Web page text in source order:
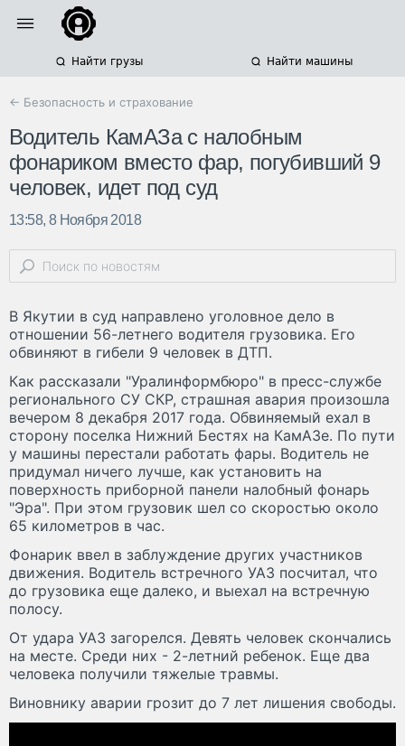
Найти грузы Найти машины
← Безопасность и страхование
Водитель КамАЗа с налобным
фонариком вместо фар, погубивший 9
человек, идет под суд
13:58, 8 Ноября 2018
В Якутии в суд направлено уголовное дело в
отношении 56-летнего водителя грузовика. Его
обвиняют в гибели 9 человек в ДТП.
Как рассказали "Уралинформбюро" в пресс-службе
регионального СУ СКР, страшная авария произошла
вечером 8 декабря 2017 года. Обвиняемый ехал в
сторону поселка Нижний Бестях на КамАЗе. По пути
у машины перестали работать фары. Водитель не
придумал ничего лучше, как установить на
поверхность приборной панели налобный фонарь
"Эра". При этом грузовик шел со скоростью около
65 километров в час.
Фонарик ввел в заблуждение других участников
движения. Водитель встречного УАЗ посчитал, что
до грузовика еще далеко, и выехал на встречную
полосу.
От удара УАЗ загорелся. Девять человек скончались
на месте. Среди них - 2-летний ребенок. Еще два
человека получили тяжелые травмы.
Виновнику аварии грозит до 7 лет лишения свободы.